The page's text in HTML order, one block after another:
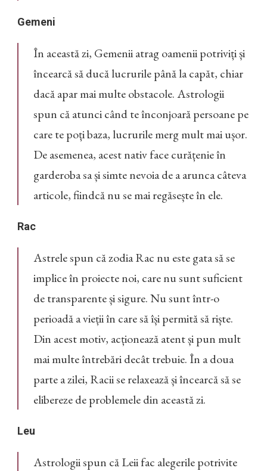
Gemeni
În această zi, Gemenii atrag oamenii potriviți și
încearcă să ducă lucrurile până la capăt, chiar
dacă apar mai multe obstacole. Astrologii
spun că atunci când te înconjoară persoane pe
care te poți baza, lucrurile merg mult mai ușor.
De asemenea, acest nativ face curățenie în
garderoba sa și simte nevoia de a arunca câteva
articole, fiindcă nu se mai regăsește în ele.
Rac
Astrele spun că zodia Rac nu este gata să se
implice în proiecte noi, care nu sunt suficient
de transparente și sigure. Nu sunt într-o
perioadă a vieții în care să își permită să riște.
Din acest motiv, acționează atent și pun mult
mai multe întrebări decât trebuie. În a doua
parte a zilei, Racii se relaxează și încearcă să se
elibereze de problemele din această zi.
Leu
Astrologii spun că Leii fac alegerile potrivite